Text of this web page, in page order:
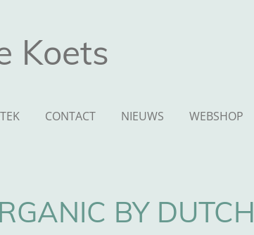
Koets
CONTACT NIEUWS WEBSHOP
BY DUTCH